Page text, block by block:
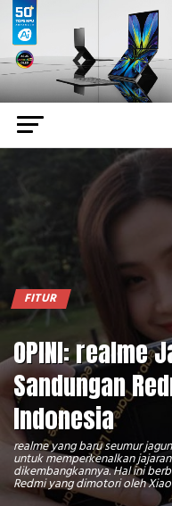
FITUR
OPINI: realme
Sandungan
Indonesia
realme yang baru seumur
untuk memperkenalkan
dikembangkannya. Hal ini
Redmi yang dimotori oleh